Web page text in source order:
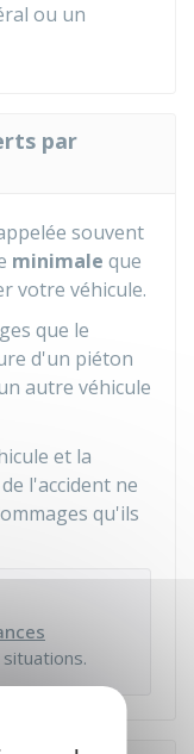
ou un
par
souvent
minimale que
votre véhicule.
que le
d'un piéton
autre véhicule
et la
l'accident ne
qu'ils